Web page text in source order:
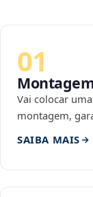
01
Vai colocar
montagem,
SAIBA MAIS